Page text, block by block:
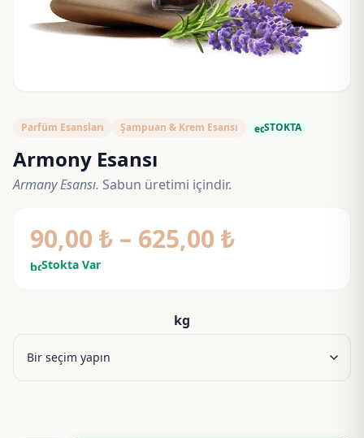
Parfüm Esansları Şampuan & Krem Esansı ecoSTOKTA
Armony Esansı
Armany Esansı. Sabun üretimi içindir.
90,00 ₺ – 625,00 ₺Fiyat
-
625,00 ₺
boltStokta Var
kg